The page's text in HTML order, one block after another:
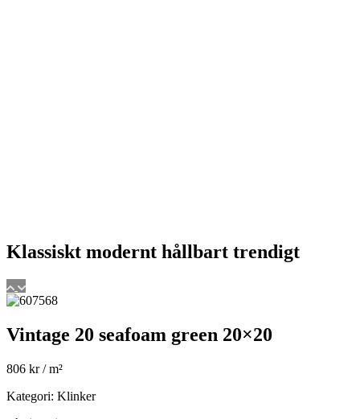
Klassiskt modernt hållbart trendigt
Vintage 20 seafoam green 20×20
806 kr/ m²
Kategori: Klinker